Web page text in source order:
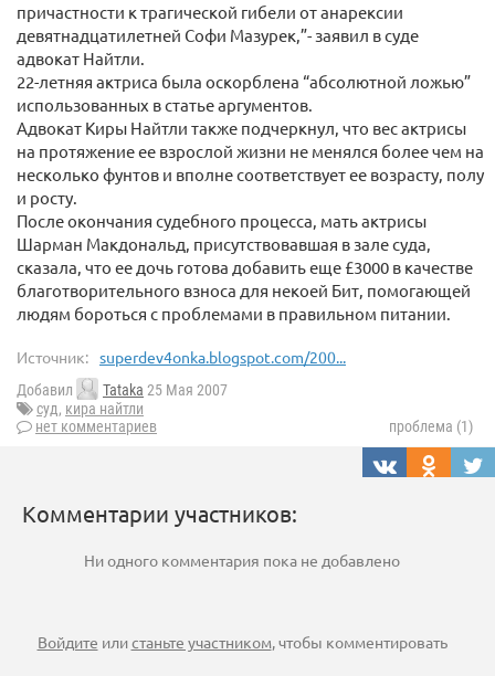
причастности к трагической гибели от анарексии
девятнадцатилетней Софи Мазурек,”- заявил в суде
адвокат Найтли.
22-летняя актриса была оскорблена “абсолютной ложью”
использованных в статье аргументов.
Адвокат Киры Найтли также подчеркнул, что вес актрисы
на протяжение ее взрослой жизни не менялся более чем на
несколько фунтов и вполне соответствует ее возрасту, полу
и росту.
После окончания судебного процесса, мать актрисы
Шарман Макдональд, присутствовавшая в зале суда,
сказала, что ее дочь готова добавить еще £3000 в качестве
благотворительного взноса для некоей Бит, помогающей
людям бороться с проблемами в правильном питании.
Источник: superdev4onka.blogspot.com/200...
Добавил Tataka 25 Мая 2007
суд, кира найтли
нет комментариев
проблема (1)
Комментарии участников:
Ни одного комментария пока не добавлено
Войдите илистаньте участником, чтобы комментировать